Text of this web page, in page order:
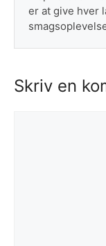
er at give hver
Skriv en